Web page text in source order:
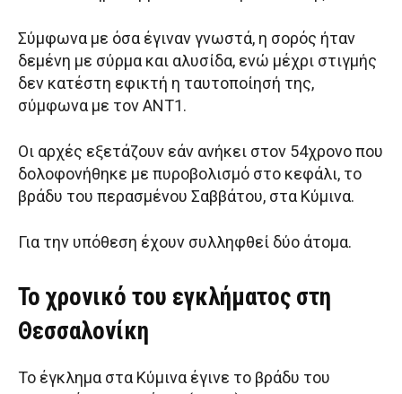
Σύμφωνα με όσα έγιναν γνωστά, η σορός ήταν
δεμένη με σύρμα και αλυσίδα, ενώ μέχρι στιγμής
δεν κατέστη εφικτή η ταυτοποίησή της,
σύμφωνα με τον ΑΝΤ1.
Οι αρχές εξετάζουν εάν ανήκει στον 54χρονο που
δολοφονήθηκε με πυροβολισμό στο κεφάλι, το
βράδυ του περασμένου Σαββάτου, στα Κύμινα.
Για την υπόθεση έχουν συλληφθεί δύο άτομα.
Το χρονικό του εγκλήματος στη
Θεσσαλονίκη
Το έγκλημα στα Κύμινα έγινε το βράδυ του